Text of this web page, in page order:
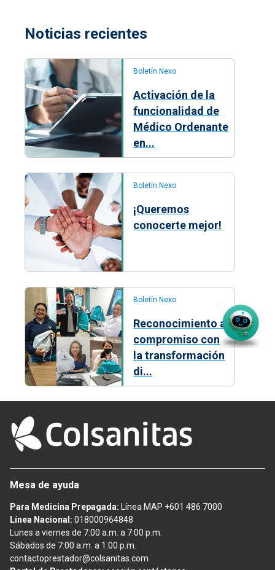
Noticias recientes
Boletín Nexo
Activación de la
funcionalidad de
Médico Ordenante
en...
Boletín Nexo
¡Queremos
conocerte mejor!
Boletín Nexo
Reconocimiento al
compromiso con
la transformación
di...
Mesa de ayuda
Para Medicina Prepagada: Línea MAP +601 486 7000
Línea Nacional: 018000964848
Lunes a viernes de 7:00 a.m. a 7:00 p.m.
Sábados de 7:00 a.m. a 1:00 p.m.
contactoprestador@colsanitas.com